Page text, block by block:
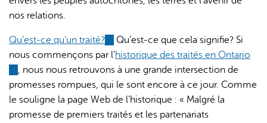
nos relations.
Qu’est-ce qu’un traité? (link
is
external)
Qu’est-ce que cela signifie? Si
nous commençons par l’historique des traités en Ontario
(link
is
external)
, nous nous retrouvons à une grande intersection de
promesses rompues, qui le sont encore à ce jour. Comme
le souligne la page Web de l’historique : « Malgré la
promesse de premiers traités et les partenariats